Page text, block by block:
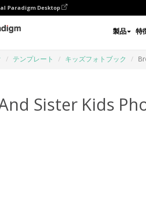
Paradigm Desktop
製品 特
テンプレート キッズフォトブック
Sister Kids